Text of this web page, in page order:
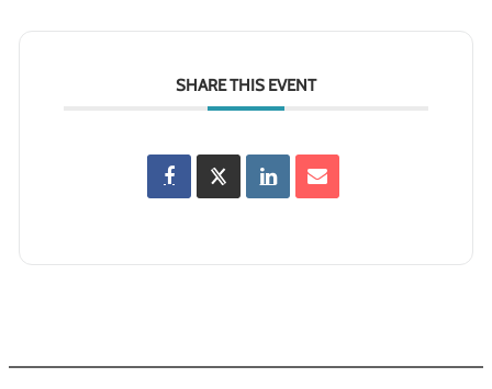
SHARE THIS EVENT